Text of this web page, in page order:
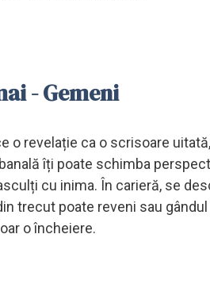
- Gemeni
o revelație ca o scrisoare
îți poate schimba
cu inima. În carieră, se
trecut poate reveni sau
o încheiere.